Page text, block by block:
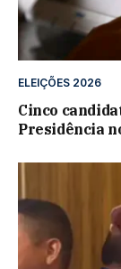
ELEIÇÕES 2026
Cinco
Presidência